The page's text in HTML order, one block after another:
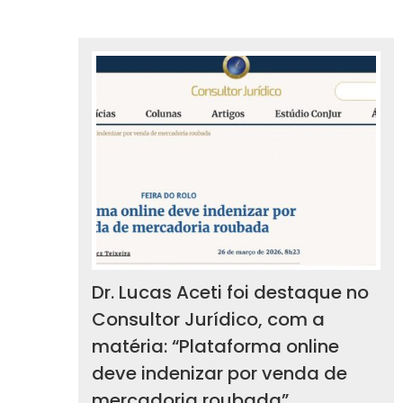
Dr. Lucas Aceti foi destaque no
Consultor Jurídico, com a
matéria: “Plataforma online
deve indenizar por venda de